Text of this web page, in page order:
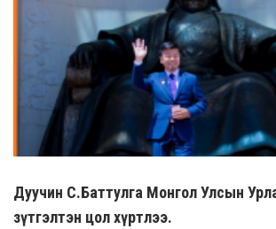
Дуучин С.Баттулга Монгол Улсын
зүтгэлтэн цол хүртлээ.